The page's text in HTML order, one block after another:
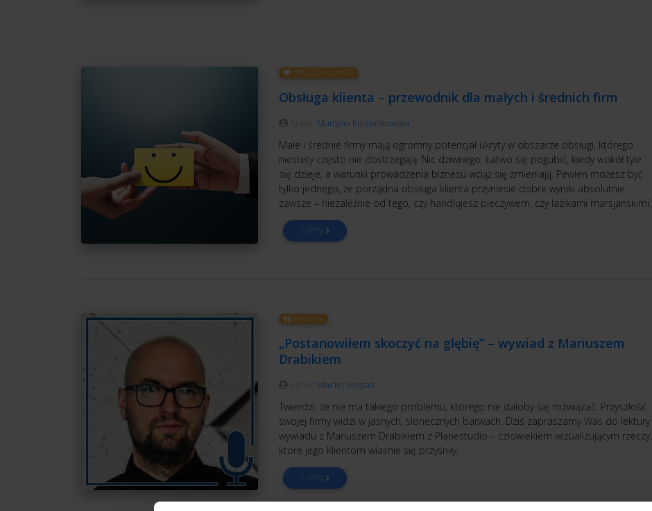
OBSŁUGA KLIENTA
Obsługa klienta – przewodnik dla małych i średnich firm
Martyna Kosienkowska
Małe i średnie firmy mają ogromny potencjał ukryty w obszarze obsługi, którego
niestety często nie dostrzegają. Nic dziwnego. Łatwo się pogubić, kiedy wokół tyle
się dzieje, a warunki prowadzenia biznesu wciąż się zmieniają. Pewien możesz być
tylko jednego, że porządna obsługa klienta przyniesie dobre wyniki absolutnie
zawsze – niezależnie od tego, czy handlujesz pieczywem, czy łazikami marsjańskimi.
CZYTAJ
WYWIADY
„Postanowiłem skoczyć na głębię” – wywiad z Mariuszem
Drabikiem
Maciej Wojtas
Twierdzi, że nie ma takiego problemu, którego nie dałoby się rozwiązać. Przyszłość
swojej firmy widzi w jasnych, słonecznych barwach. Dziś zapraszamy Was do lektury
wywiadu z Mariuszem Drabikiem z Planestudio – człowiekiem wizualizującym rzeczy,
które jego klientom właśnie się przyśniły.
CZYTAJ